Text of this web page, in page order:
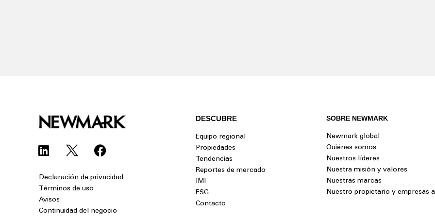
Declaración de privacidad
Términos de uso
Avisos
Continuidad del negocio
DESCUBRE
Equipo regional
Propiedades
Tendencias
Reportes de mercado
IMI
ESG
Contacto
SOBRE NEWMARK
Newmark global
Quiénes somos
Nuestros líderes
Nuestra misión y valores
Nuestras marcas
Nuestro propietario y empresas